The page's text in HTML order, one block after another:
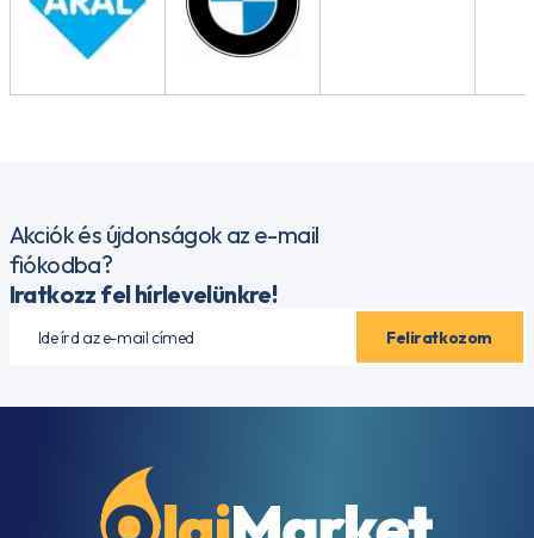
Akciók és újdonságok az e-mail
fiókodba?
Iratkozz fel hírlevelünkre!